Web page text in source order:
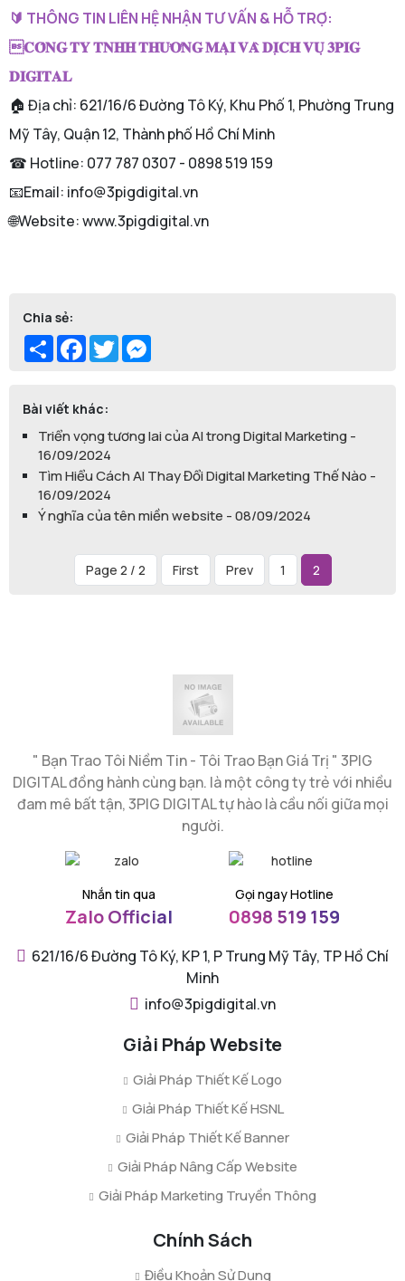
🔰 THÔNG TIN LIÊN HỆ NHẬN TƯ VẤN & HỖ TRỢ:
𝐂𝐎̂𝐍𝐆 𝐓𝐘 𝐓𝐍𝐇𝐇 𝐓𝐇𝐔̛𝐎̛𝐍𝐆 𝐌𝐀̣𝐈 𝐕𝐀̀ 𝐃𝐈̣𝐂𝐇 𝐕𝐔̣ 𝟑𝐏𝐈𝐆
𝐃𝐈𝐆𝐈𝐓𝐀𝐋
🏠 Địa chỉ: 621/16/6 Đường Tô Ký, Khu Phố 1, Phường Trung
Mỹ Tây, Quận 12, Thành phố Hồ Chí Minh
☎ Hotline: 077 787 0307 - 0898 519 159
📧Email: info@3pigdigital.vn
🌐Website: www.3pigdigital.vn
Chia sẻ:
Share Facebook
Twitter
Bài viết khác:
Triển vọng tương lai của AI trong Digital Marketing -
16/09/2024
Tìm Hiểu Cách AI Thay Đổi Digital Marketing Thế Nào -
16/09/2024
Ý nghĩa của tên miền website - 08/09/2024
Page 2 / 2 First Prev 1 2
" Bạn Trao Tôi Niềm Tin - Tôi Trao Bạn Giá Trị " 3PIG
DIGITAL đồng hành cùng bạn. là một công ty trẻ với nhiều
đam mê bất tận, 3PIG DIGITAL tự hào là cầu nối giữa mọi
người.
Nhắn tin qua
Zalo Official
Gọi ngay Hotline
0898 519 159
621/16/6 Đường Tô Ký, KP 1, P Trung Mỹ Tây, TP Hồ Chí
Minh
info@3pigdigital.vn
Giải Pháp Website
Giải Pháp Thiết Kế Logo
Giải Pháp Thiết Kế HSNL
Giải Pháp Thiết Kế Banner
Giải Pháp Nâng Cấp Website
Giải Pháp Marketing Truyền Thông
Chính Sách
Điều Khoản Sử Dụng